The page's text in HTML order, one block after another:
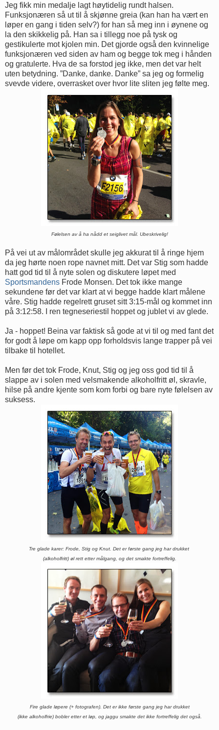
Jeg fikk min medalje lagt høytidelig rundt halsen.
Funksjonæren så ut til å skjønne greia (kan han ha vært en
løper en gang i tiden selv?) for han så meg inn i øynene og
la den skikkelig på. Han sa i tillegg noe på tysk og
gestikulerte mot kjolen min. Det gjorde også den kvinnelige
funksjonæren ved siden av ham og begge tok meg i hånden
og gratulerte. Hva de sa forstod jeg ikke, men det var helt
uten betydning. ”Danke, danke. Danke” sa jeg og formelig
svevde videre, overrasket over hvor lite sliten jeg følte meg.
Følelsen av å ha nådd et seiglivet mål. Ubeskrivelig!
På vei ut av målområdet skulle jeg akkurat til å ringe hjem
da jeg hørte noen rope navnet mitt. Det var Stig som hadde
hatt god tid til å nyte solen og diskutere løpet med
Sportsmandens Frode Monsen. Det tok ikke mange
sekundene før det var klart at vi begge hadde klart målene
våre. Stig hadde regelrett gruset sitt 3:15-mål og kommet inn
på 3:12:58. I ren tegneseriestil hoppet og jublet vi av glede.
Ja - hoppet! Beina var faktisk så gode at vi til og med fant det
for godt å løpe om kapp opp forholdsvis lange trapper på vei
tilbake til hotellet.
Men før det tok Frode, Knut, Stig og jeg oss god tid til å
slappe av i solen med velsmakende alkoholfritt øl, skravle,
hilse på andre kjente som kom forbi og bare nyte følelsen av
suksess.
Tre glade karer: Frode, Stig og Knut. Det er første gang jeg har drukket
(alkoholfritt) ølrett etter målgang, og det smakte fortreffelig.
Fire glade løpere (+ fotografen). Det er ikke første gang jeg har drukket
(ikke alkoholfrie) bobler etter et løp, og jaggu smakte det ikke fortreffelig det også.